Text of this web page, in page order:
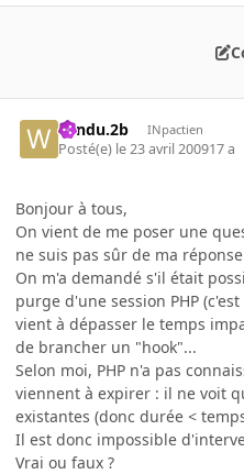
windu.2b INpactien
Posté(e) le 23 avril 200917 a
Bonjour à tous,
On vient de me poser une
ne suis pas sûr de ma
On m'a demandé s'il était
purge d'une session PHP
vient à dépasser le temps
de brancher un "hook"...
Selon moi, PHP n'a pas
viennent à expirer : il ne voit
existantes (donc durée <
Il est donc impossible
Vrai ou faux ?